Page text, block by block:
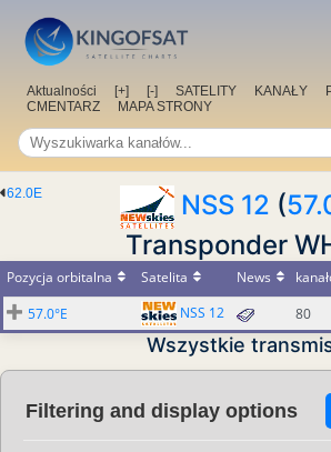
Aktualności [+] [-] SATELITY KANAŁY
CMENTARZ
MAPA STRONY
62.0E NSS 12 (
Transponder
Pozycja orbitalna Satelita News
57.0°E
NSS 12 80
Wszystkie
Filtering and display options